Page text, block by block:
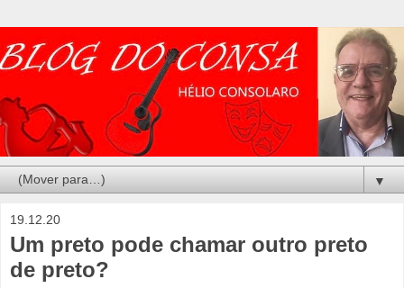
▼
19.12.20
Um preto pode chamar outro preto
de preto?